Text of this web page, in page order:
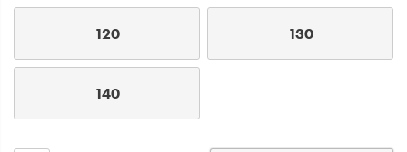
120 130
140